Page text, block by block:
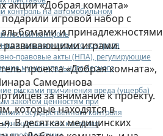
контроль на автомобильном
лесной контроль
лесного контроля
правовые акты (НПА), регулирующие
муниципального лесного
рисками причинения вреда (ущерба)
законом ценностям при
государственного контроля
контроля
акции «Добрая комната»
игровой набор с
альбомами и принадлежностями
развивающими играми.
проекта «Добрая комната»,
Самединова
за внимание к проекту.
которые находятся в
В десятках медицинских